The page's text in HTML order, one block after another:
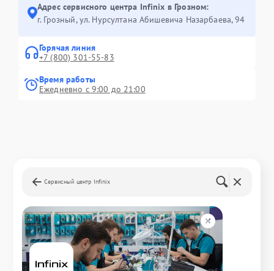
Адрес сервисного центра Infinix в Грозном:
г. Грозный, ул. Нурсултана Абишевича Назарбаева, 94
Горячая линия
+7 (800) 301-55-83
Время работы
Ежедневно с 9:00 до 21:00
Сервисный центр Infinix